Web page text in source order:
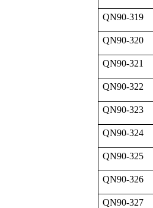
QN90-319
QN90-320
QN90-321
QN90-322
QN90-323
QN90-324
QN90-325
QN90-326
QN90-327